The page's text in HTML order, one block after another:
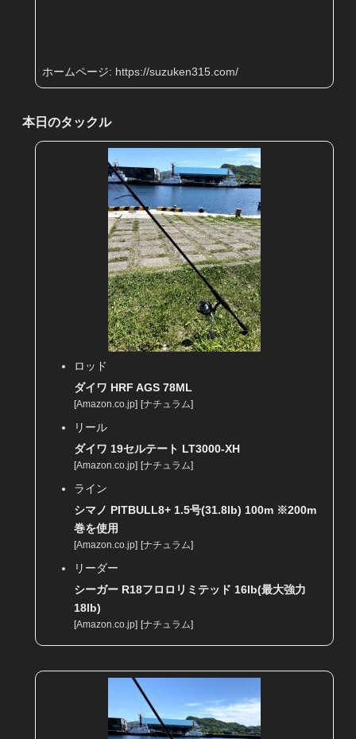
ホームページ: https://suzuken315.com/
本日のタックル
ロッド
ダイワ HRF AGS 78ML
[Amazon.co.jp] [ナチュラム]
リール
ダイワ 19セルテート LT3000-XH
[Amazon.co.jp] [ナチュラム]
ライン
シマノ PITBULL8+ 1.5号(31.8lb) 100m ※200m
巻を使用
[Amazon.co.jp] [ナチュラム]
リーダー
シーガー R18フロロリミテッド 16lb(最大強力
18lb)
[Amazon.co.jp] [ナチュラム]